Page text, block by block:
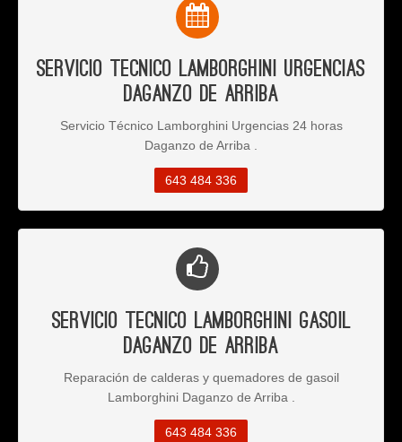
Servicio Tecnico Lamborghini Urgencias
Daganzo de Arriba
Servicio Técnico Lamborghini Urgencias 24 horas
Daganzo de Arriba .
643 484 336
Servicio Tecnico Lamborghini Gasoil
Daganzo de Arriba
Reparación de calderas y quemadores de gasoil
Lamborghini Daganzo de Arriba .
643 484 336